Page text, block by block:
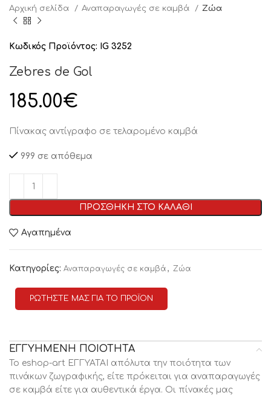
Αρχική σελίδα Αναπαραγωγές σε καμβά Ζώα
Κωδικός Προϊόντος: IG 3252
Zebres de Gol
185.00€
Πίνακας αντίγραφο σε τελαρομένο καμβά
999 σε απόθεμα
ΠΡΟΣΘΗΚΗ ΣΤΟ ΚΑΛΑΘΙ
Αγαπημένα
Κατηγορίες: Αναπαραγωγές σε καμβά , Ζώα
ΡΩΤΗΣΤΕ ΜΑΣ ΓΙΑ ΤΟ ΠΡΟΪΟΝ
ΕΓΓΥΗΜΕΝΗ ΠΟΙΟΤΗΤΑ
Το eshop-art ΕΓΓΥΑΤΑΙ απόλυτα την ποιότητα των
πινάκων ζωγραφικής, είτε πρόκειται για αναπαραγωγές
σε καμβά είτε για αυθεντικά έργα. Οι πίνακές μας